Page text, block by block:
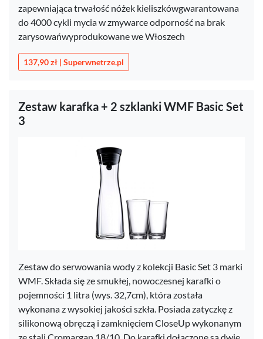
zapewniająca trwałość nóżek kieliszkówgwarantowana
do 4000 cykli mycia w zmywarce odporność na brak
zarysowańwyprodukowane we Włoszech
137,90 zł | Superwnetrze.pl
Zestaw karafka + 2 szklanki WMF Basic Set
3
Zestaw do serwowania wody z kolekcji Basic Set 3 marki
WMF. Składa się ze smukłej, nowoczesnej karafki o
pojemności 1 litra (wys. 32,7cm), która została
wykonana z wysokiej jakości szkła. Posiada zatyczkę z
silikonową obręczą i zamknięciem CloseUp wykonanym